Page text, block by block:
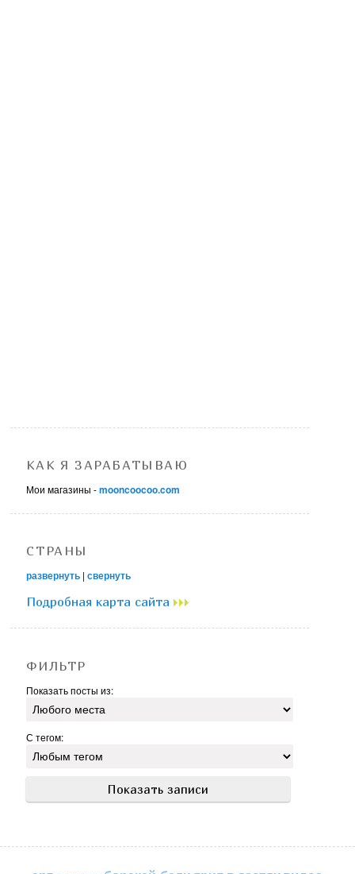
КАК Я ЗАРАБАТЫВАЮ
Мои магазины -mooncoocoo.com
СТРАНЫ
развернуть |свернуть
Подробная карта сайта
ФИЛЬТР
Показать посты из:
С тегом: